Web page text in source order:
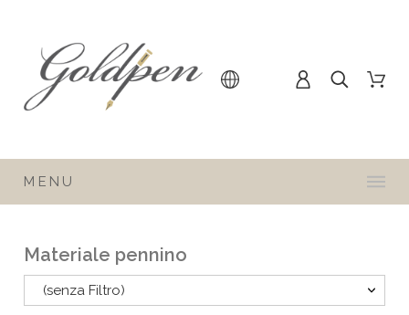
MENU
Materiale pennino
(senza Filtro)